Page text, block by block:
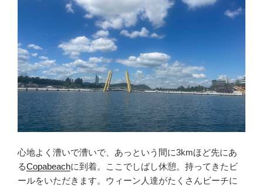
心地よく漕いで漕いで、あっという間に3kmほど先にあ
るCopabeachに到着。ここでしばし休憩。持ってきたビ
ールをいただきます。ウィーン人達がたくさんビーチに